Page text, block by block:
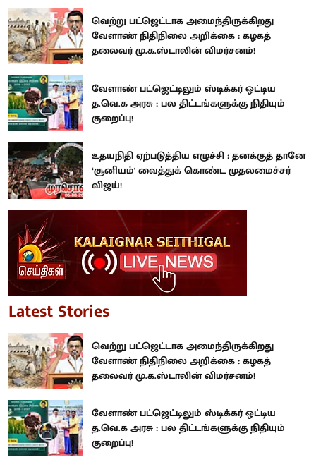
வெற்று பட்ஜெட்டாக அமைந்திருக்கிறது
வேளாண் நிதிநிலை அறிக்கை : கழகத்
தலைவர் மு.க.ஸ்டாலின் விமர்சனம்!
வேளாண் பட்ஜெட்டிலும் ஸ்டிக்கர் ஒட்டிய
த.வெ.க அரசு : பல திட்டங்களுக்கு நிதியும்
குறைப்பு!
உதயநிதி ஏற்படுத்திய எழுச்சி : தனக்குத் தானே
‘சூனியம்' வைத்துக் கொண்ட முதலமைச்சர்
விஜய்!
Latest Stories
வெற்று பட்ஜெட்டாக அமைந்திருக்கிறது
வேளாண் நிதிநிலை அறிக்கை : கழகத்
தலைவர் மு.க.ஸ்டாலின் விமர்சனம்!
வேளாண் பட்ஜெட்டிலும் ஸ்டிக்கர் ஒட்டிய
த.வெ.க அரசு : பல திட்டங்களுக்கு நிதியும்
குறைப்பு!